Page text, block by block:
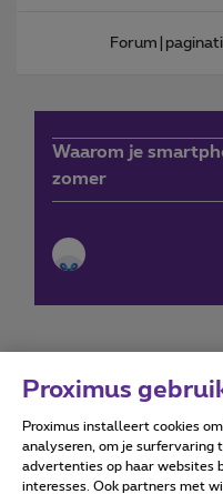
Waarom je
zomer
Forumvoorwaarden
Proximus
Proximus installeert cookies
analyseren, om je surfervaring
advertenties op haar websites
interesses. Ook partners met